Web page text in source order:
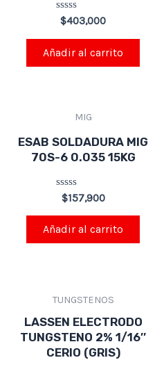
Valorado
en
0
de
5
$403,000
Añadir al carrito
MIG
ESAB SOLDADURA MIG
70S-6 0.035 15KG
Valorado
en
0
de
5
$157,900
Añadir al carrito
TUNGSTENOS
LASSEN ELECTRODO
TUNGSTENO 2% 1/16″
CERIO (GRIS)